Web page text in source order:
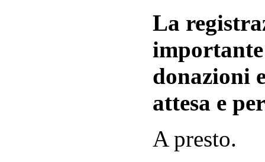
La
donazioni
attesa e
A presto.